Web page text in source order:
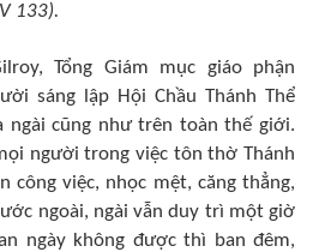
133).
Tổng Giám mục giáo phận
sáng lập Hội Chầu Thánh Thể
ngài cũng như trên toàn thế giới.
người trong việc tôn thờ Thánh
công việc, nhọc mệt, căng thẳng,
ngoài, ngài vẫn duy trì một giờ
ngày không được thì ban đêm,